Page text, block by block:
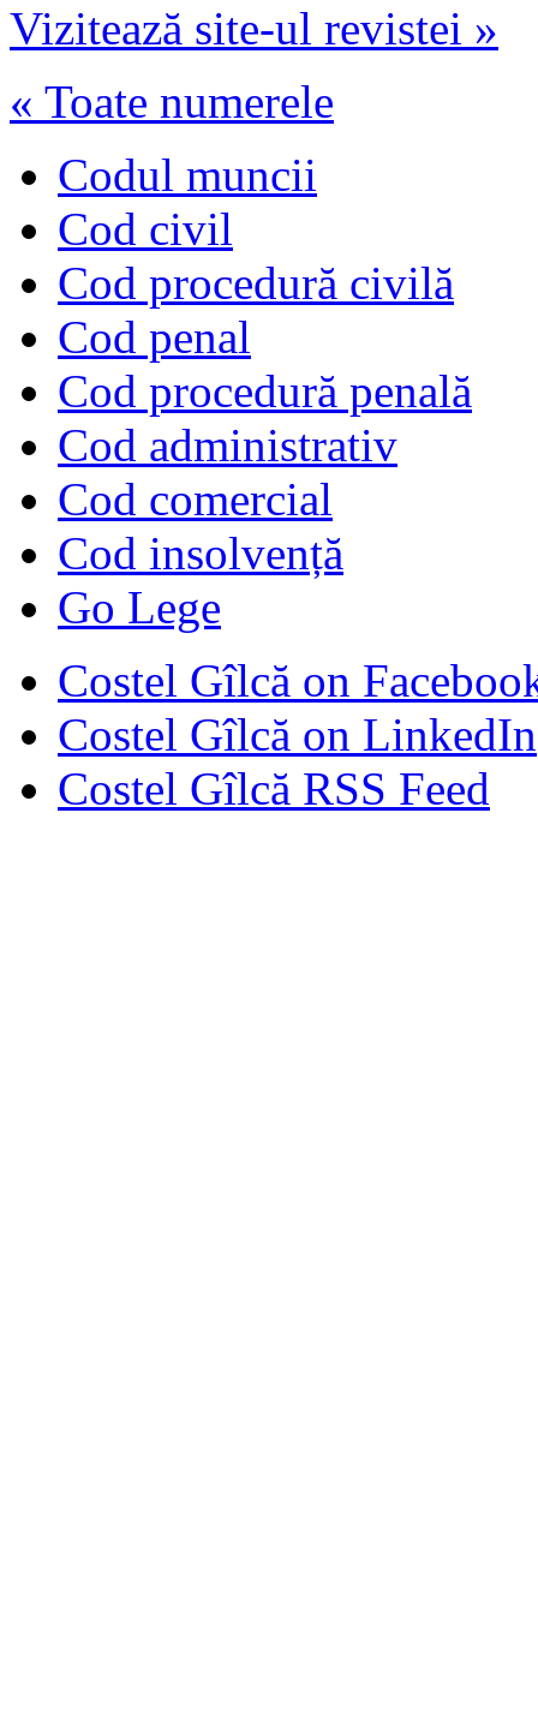
Vizitează site-ul revistei »
« Toate numerele
Codul muncii
Cod civil
Cod procedură civilă
Cod penal
Cod procedură penală
Cod administrativ
Cod comercial
Cod insolvență
Go Lege
Costel Gîlcă on
Costel Gîlcă on LinkedIn
Costel Gîlcă RSS Feed